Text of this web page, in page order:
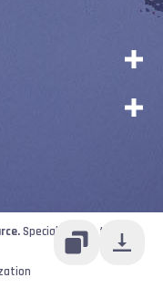
Special thanks to